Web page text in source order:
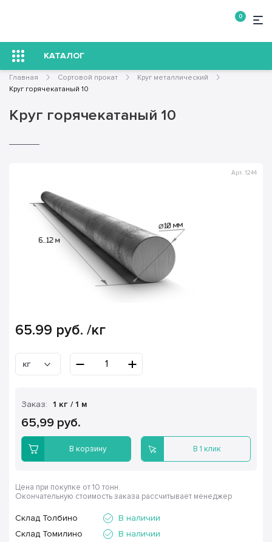
0
КАТАЛОГ
Главная Сортовой прокат
Круг металлический
Круг горячекатаный 10
Круг горячекатаный 10
Арт. 1244
65.99 руб. /кг
кг
Заказ: 1 кг / 1 м
65,99 руб.
В корзину В 1 клик
Цена при покупке от 10 тонн.
Окончательную стоимость заказа рассчитывает менеджер
Склад Толбино
В наличии
Склад Томилино
В наличии